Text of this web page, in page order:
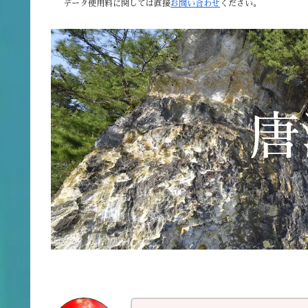
データ使用料に関しては直接お問い合わせ ください。